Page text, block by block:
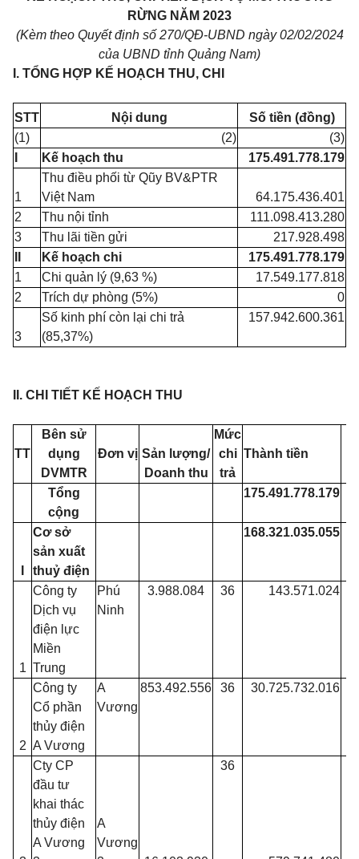
RỪNG NĂM 2023
(Kèm theo Quyết định số 270/QĐ-UBND ngày02/02/2024
của UBND tỉnh Quảng Nam)
I. TỔNG HỢP KẾ HOẠCH THU, CHI
STT Nội dung
Số tiền (đồng)
(1)
(2)
(3)
Kế hoạch thu 175.491.778.179
1
Thu điều phối từ Qũy BV&PTR
Việt Nam
64.175.436.401
2
Thu nội tỉnh
111.098.413.280
3
Thu lãi tiền gửi
217.928.498
Kế hoạch chi
175.491.778.179
1
Chi quản lý (9,63 %)
17.549.177.818
2
Trích dự phòng (5%) 0
3
Số kinh phí còn lại chi trả
(85,37%)
157.942.600.361
II. CHI TIẾT KẾ HOẠCH THU
TT
Bên sử
dụng
DVMTR
Đơn vị Sản lượng/
Doanh thu
Mức
chi
trả
Thành tiền
Tổng
cộng
175.491.778.179
Cơ sở
sản xuất
thuỷ điện
168.321.035.055
1
Công ty
Dịch vụ
điện lực
Miền
Trung
Phú
Ninh
3.988.084 36 143.571.024
2
Công ty
Cổ phần
thủy điện
A Vương
A
Vương
853.492.556 36 30.725.732.016
Cty CP
đầu tư
khai thác
thủy điện
A Vương
A
Vương
36